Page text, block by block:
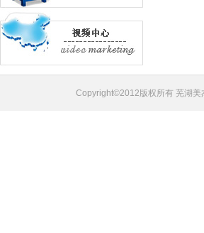
Copyright©2012版权所有 芜湖美